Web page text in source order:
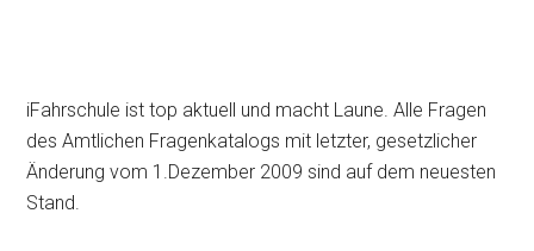
iFahrschule ist top aktuell und macht Laune. Alle Fragen
des Amtlichen Fragenkatalogs mit letzter, gesetzlicher
Änderung vom 1.Dezember 2009 sind auf dem neuesten
Stand.